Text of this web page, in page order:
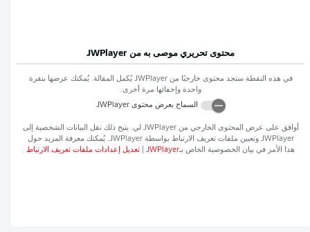
محتوى تحريري موصى به من JWPlayer
في هذه النقطة ستجد محتوى خارجيًا منJWPlayer يُكمل المقالة. يُمكنك عرضها بنقرة
واحدة وإخفائها مرة أخرى.
السماح بعرض محتوىJWPlayer
أوافق على عرض المحتوى الخارجي منJWPlayer لي. يتيح ذلك نقل البيانات الشخصية إلى
JWPlayer وتعيين ملفات تعريف الارتباط بواسطةJWPlayer. يُمكنك معرفة المزيد حول
هذا الأمر في بيان الخصوصية الخاص بـJWPlayer تعديل إعدادات ملفات تعريف الارتباط